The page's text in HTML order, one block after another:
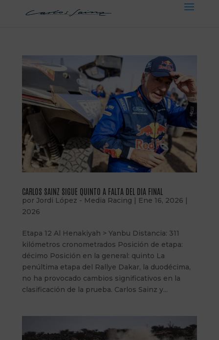
CARLOS SAINZ SIGUE QUINTO A FALTA DEL DIA FINAL
por Jordi López - Media Racing | Ene 16, 2026 |
2026
Etapa 12 Al Henakiyah > Yanbu Distancia: 311
kilómetros cronometrados Posición de etapa:
décimo Posición en la general: quinto La
penúltima etapa del Rallye Dakar, la duodécima,
no ha provocado cambios significativos en la
clasificación de la prueba. Carlos Sainz y...